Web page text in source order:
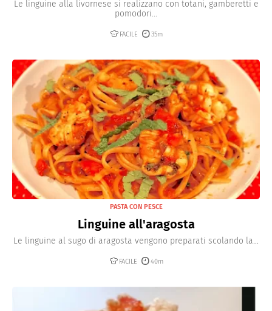
Le linguine alla livornese si realizzano con totani, gamberetti e
pomodori...
FACILE 35m
PASTA CON PESCE
Linguine all'aragosta
Le linguine al sugo di aragosta vengono preparati scolando la...
FACILE 40m